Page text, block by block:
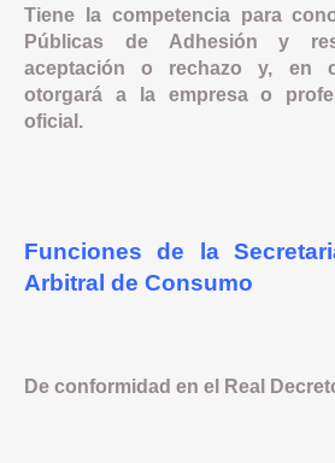
Tiene la competencia para
Públicas de Adhesión y
aceptación o rechazo y, en
otorgará a la empresa o
oficial.
Funciones de la
Arbitral de Consumo
De conformidad en el Real